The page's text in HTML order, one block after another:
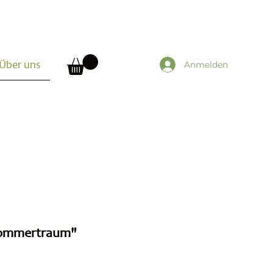
Über uns Anmelden